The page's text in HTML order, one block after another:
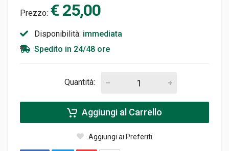
Prezzo: € 25,00
Disponibilità: immediata
Spedito in 24/48 ore
Quantità:
Aggiungi al Carrello
Aggiungi ai Preferiti